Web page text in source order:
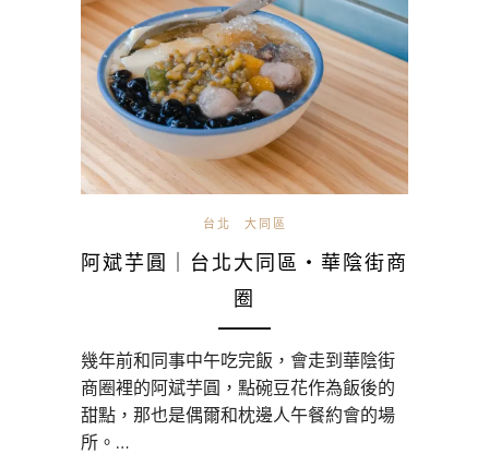
台北 大同區
阿斌芋圓｜台北大同區・華陰街商
圈
幾年前和同事中午吃完飯，會走到華陰街
商圈裡的阿斌芋圓，點碗豆花作為飯後的
甜點，那也是偶爾和枕邊人午餐約會的場
所。…